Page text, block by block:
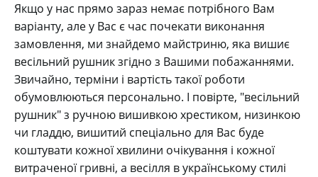
Якщо у нас прямо зараз немає потрібного Вам
варіанту, але у Вас є час почекати виконання
замовлення, ми знайдемо майстриню, яка вишиє
весільний рушник згідно з Вашими побажаннями.
Звичайно, терміни і вартість такої роботи
обумовлюються персонально. І повірте, "весільний
рушник" з ручною вишивкою хрестиком, низинкою
чи гладдю, вишитий спеціально для Вас буде
коштувати кожної хвилини очікування і кожної
витраченої гривні, а весілля в українському стилі